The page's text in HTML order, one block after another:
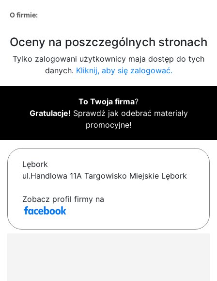
O firmie:
Oceny na poszczególnych stronach
Tylko zalogowani użytkownicy maja dostęp do tych
danych. Kliknij, aby się zalogować.
To Twoja firma?
Gratulacje! Sprawdź jak odebrać materiały
promocyjne!
Lębork
ul.Handlowa 11A Targowisko Miejskie Lębork
Zobacz profil firmy na